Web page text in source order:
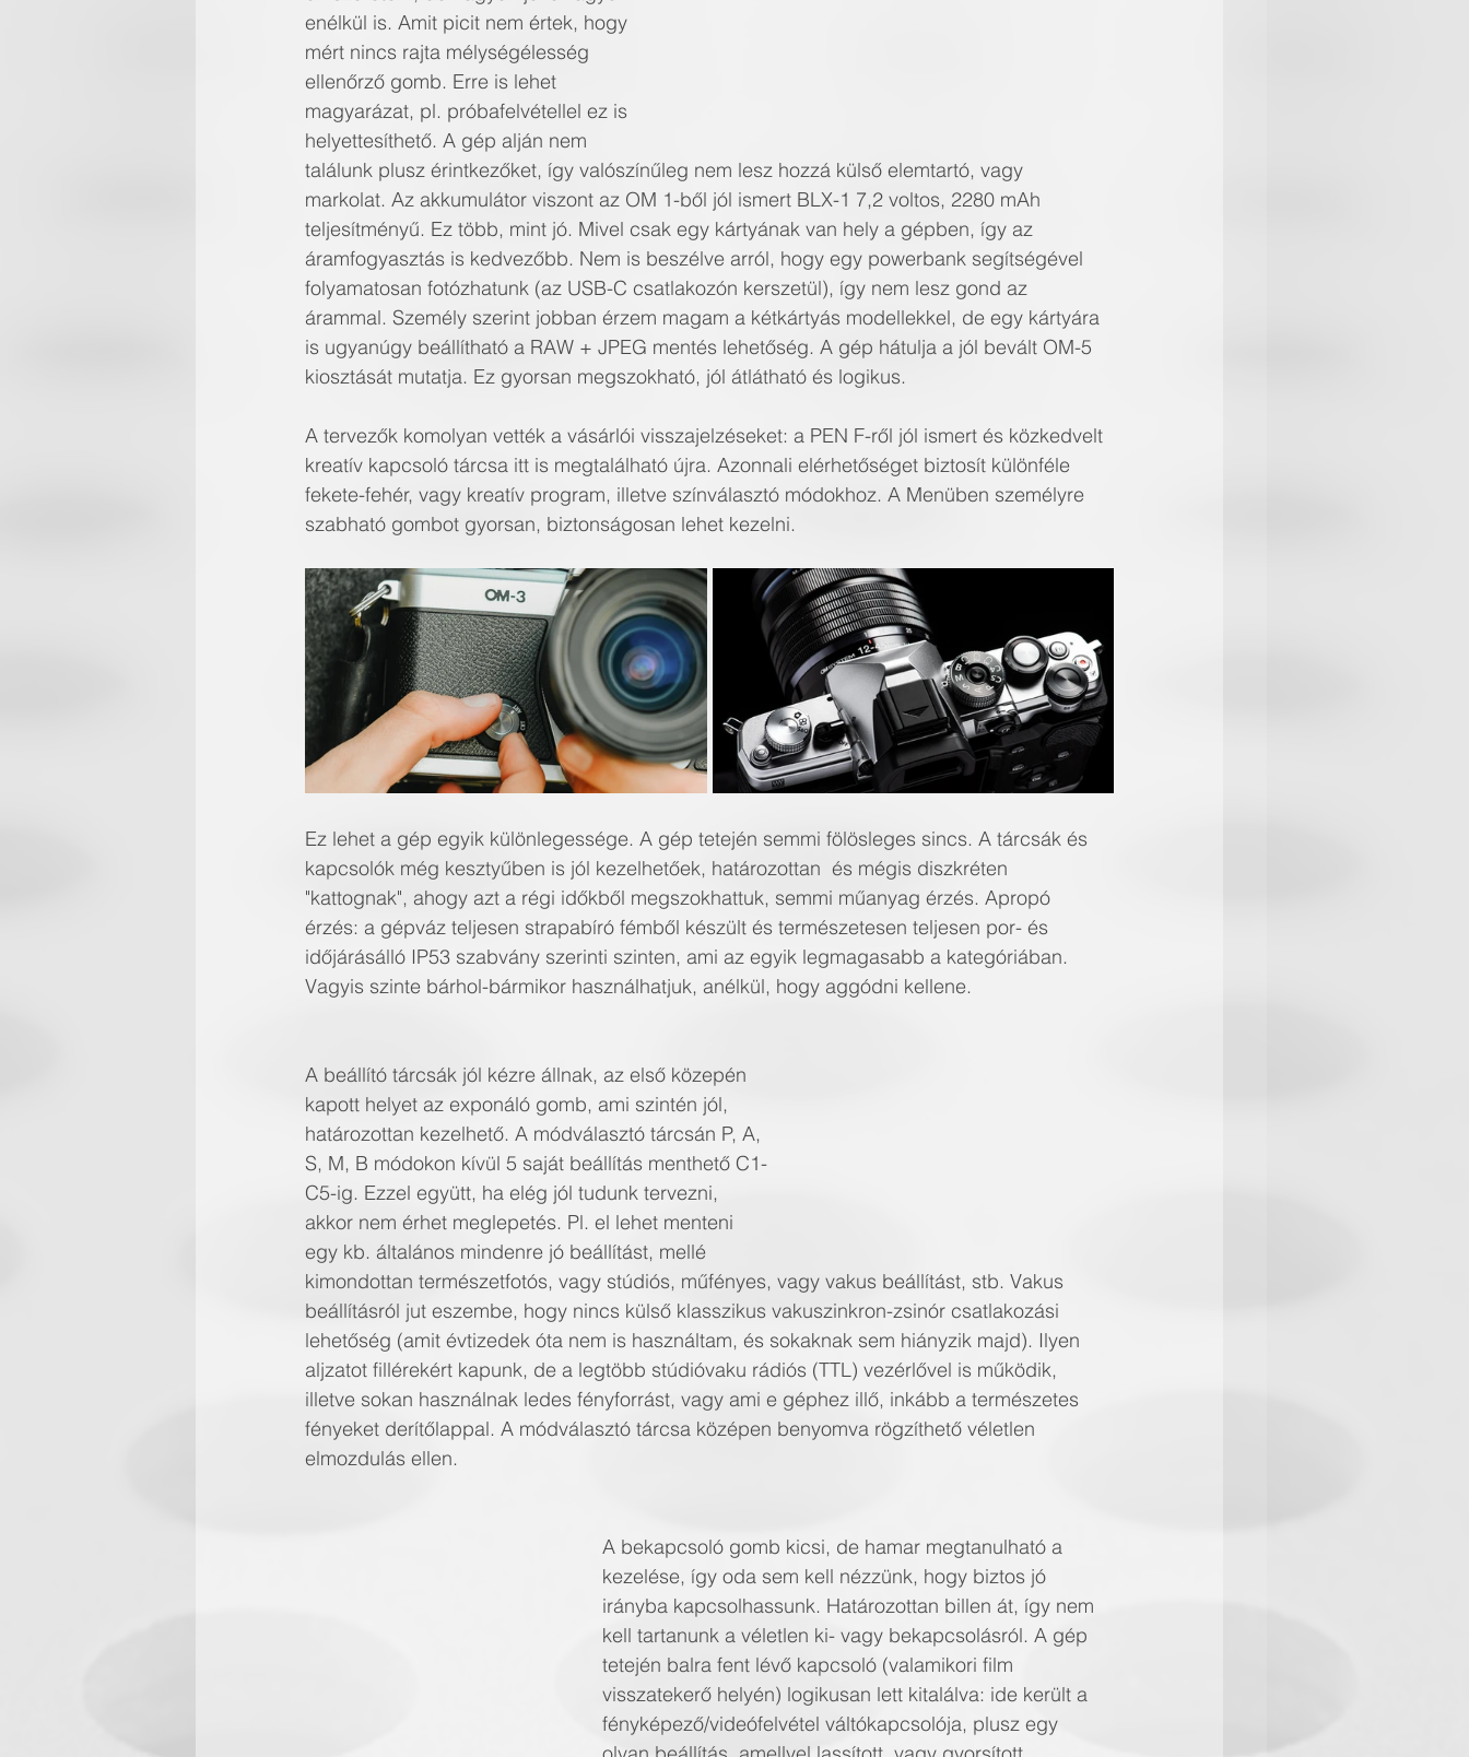
enélkül is. Amit picit nem értek, hogy
mért nincs rajta mélységélesség
ellenőrző gomb. Erre is lehet
magyarázat, pl. próbafelvétellel ez is
helyettesíthető. A gép alján nem
találunk plusz érintkezőket, így valószínűleg nem lesz hozzá külső elemtartó, vagy
markolat. Az akkumulátor viszont az OM 1-ből jól ismert BLX-1 7,2 voltos, 2280 mAh
teljesítményű. Ez több, mint jó. Mivel csak egy kártyának van hely a gépben, így az
áramfogyasztás is kedvezőbb. Nem is beszélve arról, hogy egy powerbank segítségével
folyamatosan fotózhatunk (az USB-C csatlakozón kerszetül), így nem lesz gond az
árammal. Személy szerint jobban érzem magam a kétkártyás modellekkel, de egy kártyára
is ugyanúgy beállítható a RAW + JPEG mentés lehetőség. A gép hátulja a jól bevált OM-5
kiosztását mutatja. Ez gyorsan megszokható, jól átlátható és logikus.
A tervezők komolyan vették a vásárlói visszajelzéseket: a PEN F-ről jól ismert és közkedvelt
kreatív kapcsoló tárcsa itt is megtalálható újra. Azonnali elérhetőséget biztosít különféle
fekete-fehér, vagy kreatív program, illetve színválasztó módokhoz. A Menüben személyre
szabható gombot gyorsan, biztonságosan lehet kezelni.
Ez lehet a gép egyik különlegessége. A gép tetején semmi fölösleges sincs. A tárcsák és
kapcsolók még kesztyűben is jól kezelhetőek, határozottan  és mégis diszkréten
"kattognak", ahogy azt a régi időkből megszokhattuk, semmi műanyag érzés. Apropó
érzés: a gépváz teljesen strapabíró fémből készült és természetesen teljesen por- és
időjárásálló IP53 szabvány szerinti szinten, ami az egyik legmagasabb a kategóriában.
Vagyis szinte bárhol-bármikor használhatjuk, anélkül, hogy aggódni kellene.
A beállító tárcsák jól kézre állnak, az első közepén
kapott helyet az exponáló gomb, ami szintén jól,
határozottan kezelhető. A módválasztó tárcsán P, A,
S, M, B módokon kívül 5 saját beállítás menthető C1-
C5-ig. Ezzel együtt, ha elég jól tudunk tervezni,
akkor nem érhet meglepetés. Pl. el lehet menteni
egy kb. általános mindenre jó beállítást, mellé
kimondottan természetfotós, vagy stúdiós, műfényes, vagy vakus beállítást, stb. Vakus
beállításról jut eszembe, hogy nincs külső klasszikus vakuszinkron-zsinór csatlakozási
lehetőség (amit évtizedek óta nem is használtam, és sokaknak sem hiányzik majd). Ilyen
aljzatot fillérekért kapunk, de a legtöbb stúdióvaku rádiós (TTL) vezérlővel is működik,
illetve sokan használnak ledes fényforrást, vagy ami e géphez illő, inkább a természetes
fényeket derítőlappal. A módválasztó tárcsa középen benyomva rögzíthető véletlen
elmozdulás ellen.
A bekapcsoló gomb kicsi, de hamar megtanulható a
kezelése, így oda sem kell nézzünk, hogy biztos jó
irányba kapcsolhassunk. Határozottan billen át, így nem
kell tartanunk a véletlen ki- vagy bekapcsolásról. A gép
tetején balra fent lévő kapcsoló (valamikori film
visszatekerő helyén) logikusan lett kitalálva: ide került a
fényképező/videófelvétel váltókapcsolója, plusz egy